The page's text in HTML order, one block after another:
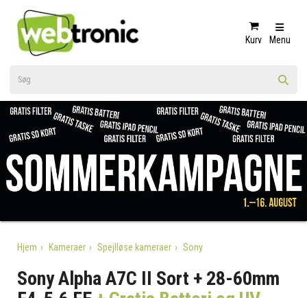
Kurv Menu
Hjem Kameraer Spejlløse kameraer Sony
Sony Alpha A7C II Sort + 28-60mm